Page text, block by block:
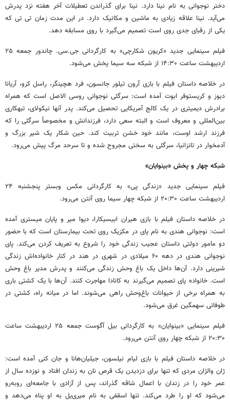
دختر نوجوانی به نام نینا دارد. نینا برای گذراندن تعطیلات آخر هفته نزد پدرش
می‌آید. نینا علاقه زیادی به ماشین و مکانیک دارد. در این مدت زمان تی تی که
یکی از رقبای جدی روی است تصمیم می‌گیرد با روی مسابقه دهد.
فیلم سینمایی جدید «کریون شکارچی» به کارگردانی جی.سی. چاندور جمعه ۲۵
اردیبهشت ساعت ۱۴:۳۰ از شبکه سه سیما پخش می‌شود.
در خلاصه داستان فیلم با بازی آرون تیلور جانسون، فرد هچینگر، راسل کرو، آریانا
دبوز و کریستوفر ابوت آمده است: سرگئی نوجوانی روسی الاصل است که همراه
برادرش دیمیتری در یک کالج آمریکایی تحصیل می‌کند. پدر آنها نیکولای، تبهکاری
بین‌المللی و معروف است و البته سعی دارد، فرزندانش و مخصوصاً سرگئی را که
فرزند ارشد اوست، مانند خود خشن تربیت کند. حین شکار یک شیر بزرگ و
آدمخوار در تانزانیا، سرگئی به سختی مجروح شده و تا سرحد مرگ پیش می‌رود.
شبکه چهار و پخش «بینوایان»
فیلم سینمایی جدید «زندگی پی» به کارگردانی مکس وبستر پنجشنبه ۲۴
اردیبهشت ساعت ۲۰:۳۰ از شبکه چهار سیما روی آنتن می‌رود.
در خلاصه داستان فیلم با بازی هیران ابیسیکارا، دیوا میر و پایان میستری آمده
است: نوجوانی هندی به نام پای در مکزیک روی تحت بیمارستان است که با حضور
دو مامور دولتی داستان عجیب زندگی خود را شروع به تعریف کردن می‌کند. پای
نوجوانی هندی در دهه ۶۰ میلادی در شهری در هند در کنار خانواده‌اش زندگی
شیرینی دارد. آن‌ها داخل یک باغ وحش زندگی می‌کنند و پدرش مدیر باغ‌ وحش
است. خانواده پای تصمیم می‌گیرند به کانادا مهاجرت کنند. آن‌ها با یک کشتی باری
به همراه برخی از حیوانات باغ‌وحش راهی می‌شوند. اما در میانه راه، کشتی در
طوفانی سهمگین غرق می‌شود.
فیلم سینمایی «بینوایان» به کارگردانی بیل آگوست جمعه ۲۵ اردیبهشت ساعت
۲۰:۳۰ از شبکه چهار روی آنتن می‌رود.
در خلاصه داستان فیلم با بازی لیام نیلسون، جیلیان‌هانا و جان کنی آمده است:
ژان والژان مردی که تنها برای دزدیدن یک قرص نان به زندان افتاد و نوزده سال از
عمر خود را در زندان با اعمال شاقه گذراند، پس از آزادی با جامعه‌ای روبه‌رو
می‌شود که او را طرد می‌کند. تنها اسقفی به نام میری‌یل به او پناه می‌دهد و